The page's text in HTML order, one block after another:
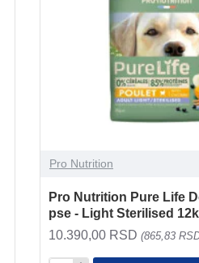
Pro Nutrition
Pro Nutrition Pure Life
pse - Light Sterilised
10.390,00 RSD (865,83